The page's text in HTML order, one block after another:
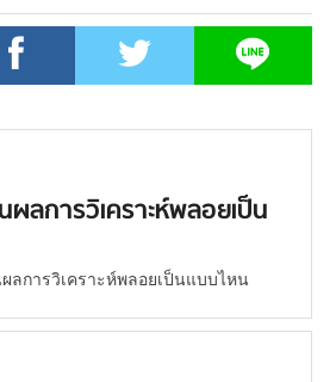
ลการวิเคราะห์พลอยเป็น
ลการวิเคราะห์พลอยเป็นแบบไหน